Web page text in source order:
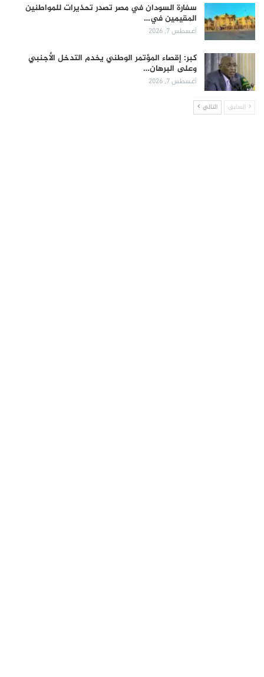
سفارة السودان في مصر تصدر تحذيرات للمواطنين
المقيمين في…
أغسطس 7, 2026
كبر: إقصاء المؤتمر الوطني يخدم التدخل الأجنبي
وعلى البرهان…
أغسطس 7, 2026
السابق التالي